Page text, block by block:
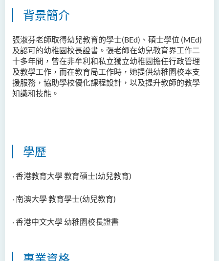
背景簡介
張淑芬老師取得幼兒教育的學士(BEd)、碩士學位 (MEd)
及認可的幼稚園校長證書。張老師在幼兒教育界工作二
十多年間，曾在非牟利和私立獨立幼稚園擔任行政管理
及教學工作，而在教育局工作時，她提供幼稚園校本支
援服務，協助學校優化課程設計，以及提升教師的教學
知識和技能。
學歷
· 香港教育大學 教育碩士(幼兒教育)
· 南澳大學 教育學士(幼兒教育)
· 香港中文大學 幼稚園校長證書
專業資格
Quratulain Bibi 女士
鄧樂兒博士
李宗華先生
楊永樂博士
廖穎賢博士